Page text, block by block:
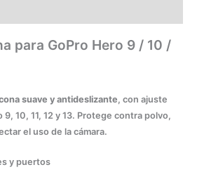
para GoPro Hero 9 / 10 /
suave y antideslizante, con ajuste
9, 10, 11, 12 y 13. Protege contra polvo,
el uso de la cámara.
y puertos